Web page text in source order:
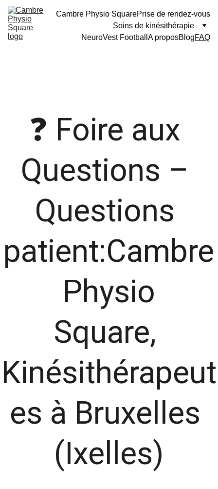
Cambre Physio SquarePrise de rendez-vous
Soins de kinésithérapie
NeuroVest Football A proposBlogFAQ
❓ Foire aux
Questions –
Questions
patient:Cambre
Physio
Square,
Kinésithérapeut
es à Bruxelles
(Ixelles)